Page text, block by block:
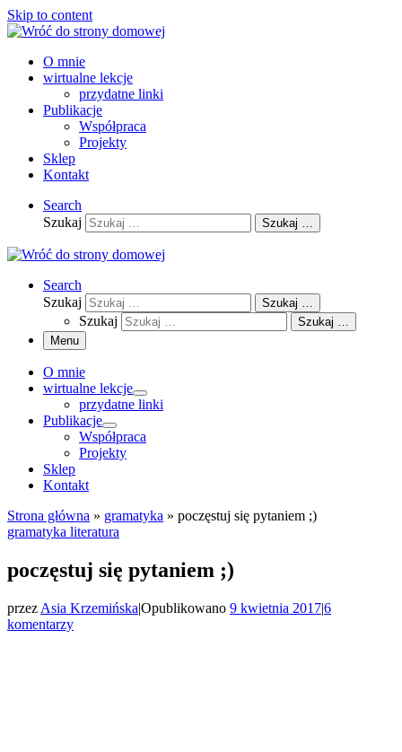
Skip to content
O mnie
wirtualne lekcje
przydatne linki
Publikacje
Współpraca
Projekty
Sklep
Kontakt
Search
Szukaj
Szukaj …
Search
Szukaj
Szukaj …
Szukaj
Szukaj …
Menu
O mnie
wirtualne lekcje
przydatne linki
Publikacje
Współpraca
Projekty
Sklep
Kontakt
Strona główna » gramatyka » poczęstuj się pytaniem ;)
gramatyka literatura
poczęstuj się pytaniem ;)
przez Asia Krzemińska|Opublikowano 9 kwietnia 2017|6
komentarzy